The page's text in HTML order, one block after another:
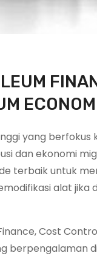
yang
dan ekonomi
terbaik untuk
alat
Cost
berpengalaman